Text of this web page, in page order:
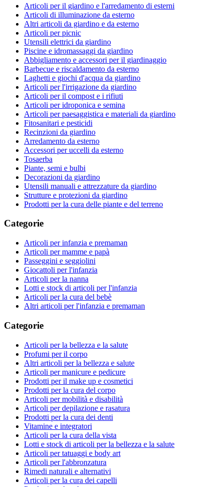
Articoli per il giardino e l'arredamento di esterni
Articoli di illuminazione da esterno
Altri articoli da giardino e da esterno
Articoli per picnic
Utensili elettrici da giardino
Piscine e idromassaggi da giardino
Abbigliamento e accessori per il giardinaggio
Barbecue e riscaldamento da esterno
Laghetti e giochi d'acqua da giardino
Articoli per l'irrigazione da giardino
Articoli per il compost e i rifiuti
Articoli per idroponica e semina
Articoli per paesaggistica e materiali da giardino
Fitosanitari e pesticidi
Recinzioni da giardino
Arredamento da esterno
Accessori per uccelli da esterno
Tosaerba
Piante, semi e bulbi
Decorazioni da giardino
Utensili manuali e attrezzature da giardino
Strutture e protezioni da giardino
Prodotti per la cura delle piante e del terreno
Categorie
Articoli per infanzia e premaman
Articoli per mamme e papà
Passeggini e seggiolini
Giocattoli per l'infanzia
Articoli per la nanna
Lotti e stock di articoli per l'infanzia
Articoli per la cura del bebè
Altri articoli per l'infanzia e premaman
Categorie
Articoli per la bellezza e la salute
Profumi per il corpo
Altri articoli per la bellezza e salute
Articoli per manicure e pedicure
Prodotti per il make up e cosmetici
Prodotti per la cura del corpo
Articoli per mobilità e disabilità
Articoli per depilazione e rasatura
Prodotti per la cura dei denti
Vitamine e integratori
Articoli per la cura della vista
Lotti e stock di articoli per la bellezza e la salute
Articoli per tatuaggi e body art
Articoli per l'abbronzatura
Rimedi naturali e alternativi
Articoli per la cura dei capelli